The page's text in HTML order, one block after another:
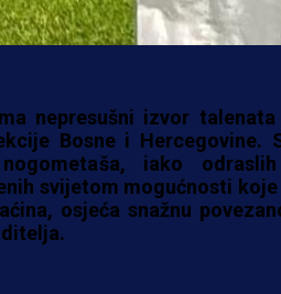
nepresušni izvor
Bosne i Hercegovine.
iako
svijetom mogućnosti
osjeća snažnu